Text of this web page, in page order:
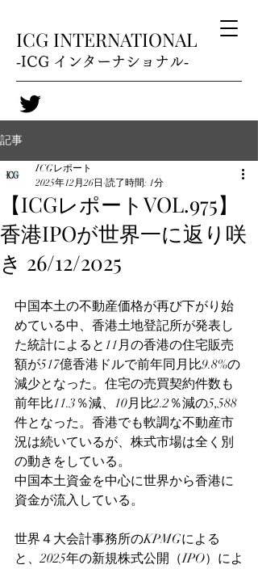
ICG INTERNATIONAL
‐ICG インターナショナル‐
記事
【ICGレポートVOL.975】
香港IPOが世界一に返り咲
き 26/12/2025
ICGレポート
2025年12月26日 読了時間: 1分
中国本土の不動産価格が再び下がり始
めている中、香港土地登記所が発表し
た統計によると11月の香港の住宅販売
額が517億香港ドルで前年同月比9.8%の
減少となった。住宅の売買契約件数も
前年比11.3％減、10月比2.2％減の5,588
件となった。香港でも軟調な不動産市
況は続いているが、株式市場は全く別
の動きをしている。
中国本土資金を中心に世界から香港に
資金が流入している。
世界４大会計事務所のKPMGによる
と、2025年の新規株式公開（IPO）によ